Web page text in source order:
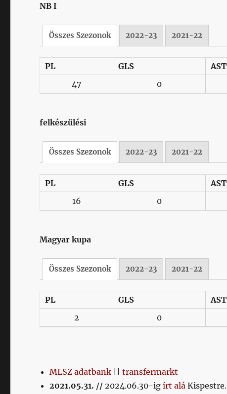
NB I
Összes Szezonok 2022-23 2021-22
PL GLS AST
47
0
felkészülési
Összes Szezonok 2022-23 2021-22
PL GLS AST
16
0
Magyar kupa
Összes Szezonok 2022-23 2021-22
PL GLS AST
2
0
MLSZ adatbank ||transfermarkt
2021.05.31. // 2024.06.30-igírt alá Kispestre.